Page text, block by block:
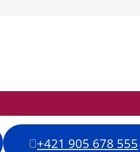
+421 905 678 555